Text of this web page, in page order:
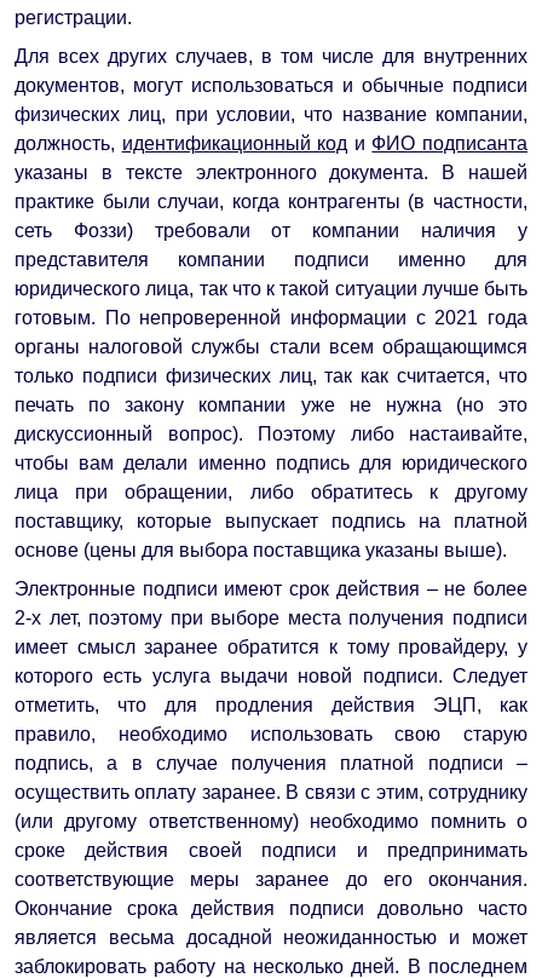
регистрации.
Для всех других случаев, в том числе для внутренних
документов, могут использоваться и обычные подписи
физических лиц, при условии, что название компании,
должность, идентификационный код и ФИО подписанта
указаны в тексте электронного документа. В нашей
практике были случаи, когда контрагенты (в частности,
сеть Фоззи) требовали от компании наличия у
представителя компании подписи именно для
юридического лица, так что к такой ситуации лучше быть
готовым. По непроверенной информации с 2021 года
органы налоговой службы стали всем обращающимся
только подписи физических лиц, так как считается, что
печать по закону компании уже не нужна (но это
дискуссионный вопрос). Поэтому либо настаивайте,
чтобы вам делали именно подпись для юридического
лица при обращении, либо обратитесь к другому
поставщику, которые выпускает подпись на платной
основе (цены для выбора поставщика указаны выше).
Электронные подписи имеют срок действия – не более
2-х лет, поэтому при выборе места получения подписи
имеет смысл заранее обратится к тому провайдеру, у
которого есть услуга выдачи новой подписи. Следует
отметить, что для продления действия ЭЦП, как
правило, необходимо использовать свою старую
подпись, а в случае получения платной подписи –
осуществить оплату заранее. В связи с этим, сотруднику
(или другому ответственному) необходимо помнить о
сроке действия своей подписи и предпринимать
соответствующие меры заранее до его окончания.
Окончание срока действия подписи довольно часто
является весьма досадной неожиданностью и может
заблокировать работу на несколько дней. В последнем